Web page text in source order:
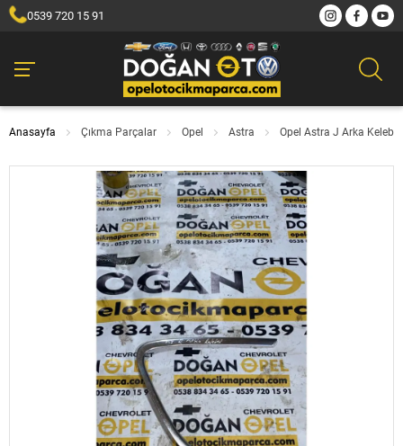
0539 720 15 91
Anasayfa Çıkma Parçalar Opel Astra Opel Astra J Arka